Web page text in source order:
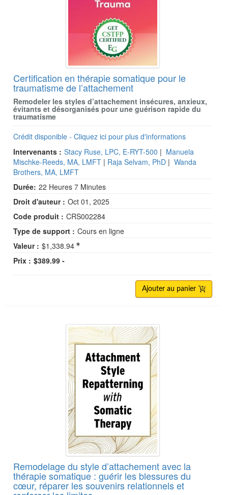
Certification en thérapie somatique pour le
traumatisme de l’attachement
Remodeler les styles d’attachement insécures, anxieux,
évitants et désorganisés pour une guérison rapide du
traumatisme
Crédit disponible - Cliquez ici pour plus d'informations
Intervenants : Stacy Ruse, LPC, E-RYT-500 | Manuela
Mischke-Reeds, MA, LMFT | Raja Selvam, PhD | Wanda
Brothers, MA, LMFT
Durée: 22 Heures 7 Minutes
Droit d'auteur : Oct 01, 2025
Code produit : CRS002284
Type de support : Cours en ligne
Valeur : $1,338.94
Prix : $389.99 -
Ajouter au panier
Remodelage du style d’attachement avec la
thérapie somatique : guérir les blessures du
cœur, réparer les souvenirs relationnels et